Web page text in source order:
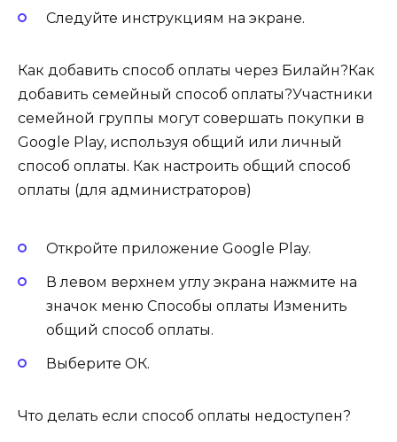
Следуйте инструкциям на экране.
Как добавить способ оплаты через Билайн?Как
добавить семейный способ оплаты?Участники
семейной группы могут совершать покупки в
Google Play, используя общий или личный
способ оплаты. Как настроить общий способ
оплаты (для администраторов)
Откройте приложение Google Play.
В левом верхнем углу экрана нажмите на
значок меню Способы оплаты Изменить
общий способ оплаты.
Выберите ОК.
Что делать если способ оплаты недоступен?